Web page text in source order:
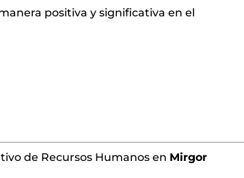
positiva y significativa en el
de Recursos Humanos en Mirgor